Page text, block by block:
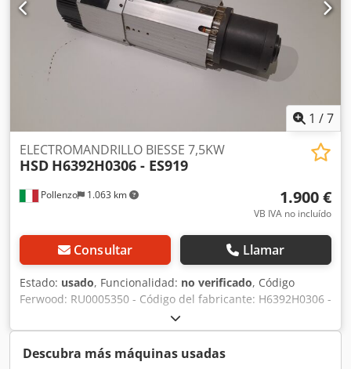
1 /7
Pollenzo 1.063 km
ELECTROMANDRILLO BIESSE 7,5KW
HSD H6392H0306 - ES919
1.900 €
VB IVA no incluído
Consultar Llamar
Estado: usado, Funcionalidad: no verificado, Código
Ferwood: RU0005350 - Código del fabricante: H6392H0306 -
Estado: Usado - Funcionalidad: No probado - Máquina
compatible: CNC BIESSE - Si está interesado, ofrecemos un
servicio de revisión; póngase en contacto con nosotros.
Descubra más máquinas usadas